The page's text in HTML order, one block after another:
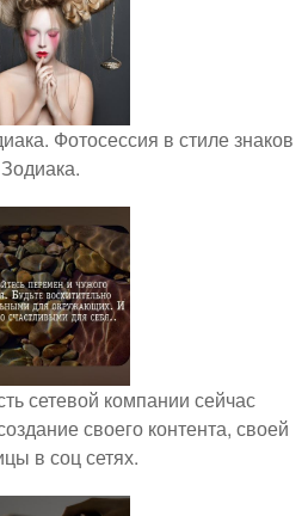
Фотосессия в стиле знаков
Зодиака.
сетевой компании сейчас
своего контента, своей
в соц сетях.